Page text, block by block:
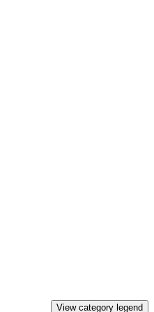
View category legend